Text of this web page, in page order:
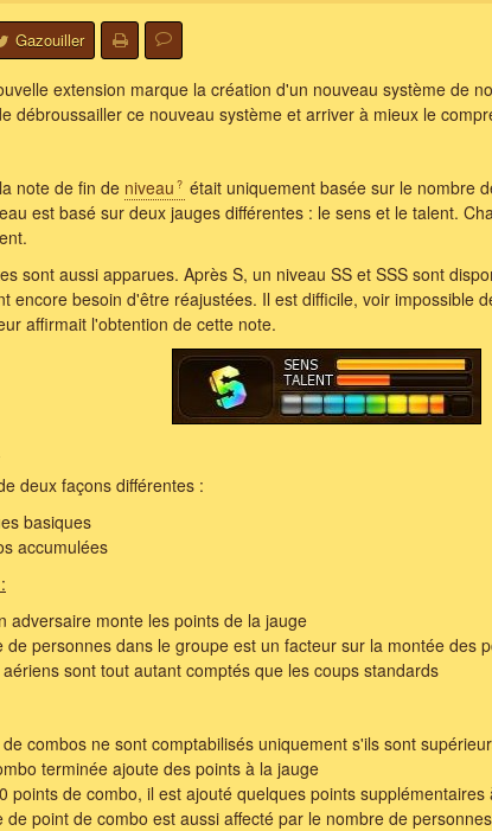
Gazouiller
extension marque la création d'un nouveau système de
débroussailler ce nouveau système et arriver à mieux le
note de fin de niveau
était uniquement basée sur le nombre
est basé sur deux jauges différentes : le sens et le talent.
sont aussi apparues. Après S, un niveau SS et SSS sont
encore besoin d'être réajustées. Il est difficile, voir impossible
affirmait l'obtention de cette note.
deux façons différentes :
basiques
accumulées
adversaire monte les points de la jauge
de personnes dans le groupe est un facteur sur la montée des
sont tout autant comptés que les coups standards
combos ne sont comptabilisés uniquement s'ils sont
terminée ajoute des points à la jauge
points de combo, il est ajouté quelques points supplémentaires
de point de combo est aussi affecté par le nombre de